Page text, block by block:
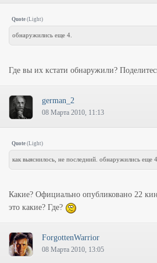
Quote (Light)
обнаружились еще 4.
Где вы их кстати обнаружили?
german_2
08 Марта 2010, 11:13
Quote (Light)
как выяснилось, не последний. обнаружились еще 4.
Какие? Официально опубликовано 22
это какие? Где?
ForgottenWarrior
08 Марта 2010, 13:05